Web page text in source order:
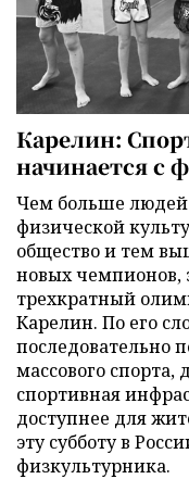
Карелин:
начинается с
Чем больше людей
физической
общество и тем
новых чемпионов,
трехкратный
Карелин. По его
последовательно
массового спорта,
спортивная
доступнее для
эту субботу в
физкультурника.